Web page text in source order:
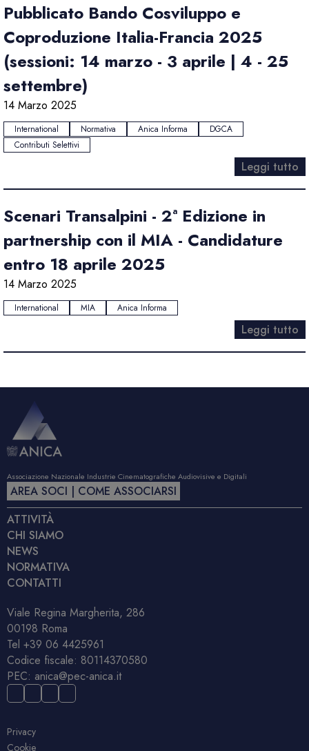
Pubblicato Bando Cosviluppo e
Coproduzione Italia-Francia 2025
(sessioni: 14 marzo - 3 aprile | 4 - 25
settembre)
14 Marzo 2025
International Normativa Anica Informa
DGCA
Contributi Selettivi
Leggi tutto
Scenari Transalpini - 2ª Edizione in
partnership con il MIA - Candidature
entro 18 aprile 2025
14 Marzo 2025
International MIA Anica Informa
Leggi tutto
Associazione Nazionale Industrie Cinematografiche Audiovisive e Digitali
AREA SOCI | COME ASSOCIARSI
ATTIVITÀ
CHI SIAMO
NEWS
NORMATIVA
CONTATTI
Viale Regina Margherita, 286
00198 Roma
Tel +39 06 4425961
Codice fiscale: 80114370580
PEC: anica@pec-anica.it
Privacy
Cookie